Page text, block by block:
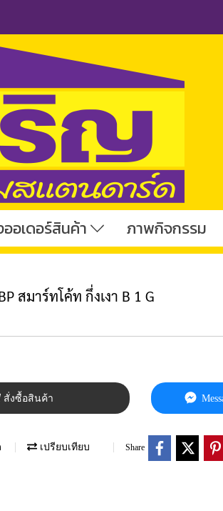
อเดอร์สินค้า ภาพกิจกรรม
สมาร์ทโค้ท กึ่งเงา B 1 G
สั่งซื้อสินค้า
เปรียบเทียบ Share